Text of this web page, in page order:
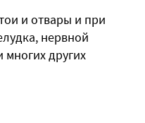
и отвары и при
нервной
других